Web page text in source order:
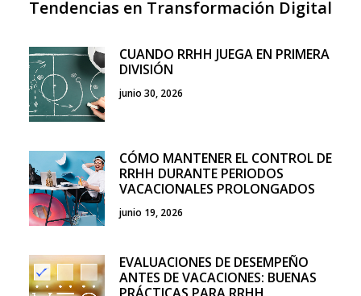
Tendencias en Transformación Digital
CUANDO RRHH JUEGA EN PRIMERA
DIVISIÓN
junio 30, 2026
CÓMO MANTENER EL CONTROL DE
RRHH DURANTE PERIODOS
VACACIONALES PROLONGADOS
junio 19, 2026
EVALUACIONES DE DESEMPEÑO
ANTES DE VACACIONES: BUENAS